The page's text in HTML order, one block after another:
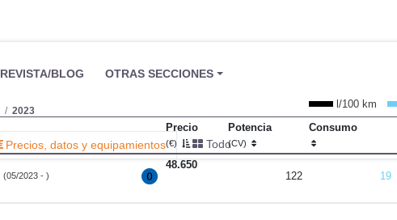
REVISTA/BLOG OTRAS SECCIONES
2023
Precios, datos y equipamientos Todo
l/100 km
Precio
(€)
Potencia
(CV)
Consumo
(05/2023 - )
48.650
122
19